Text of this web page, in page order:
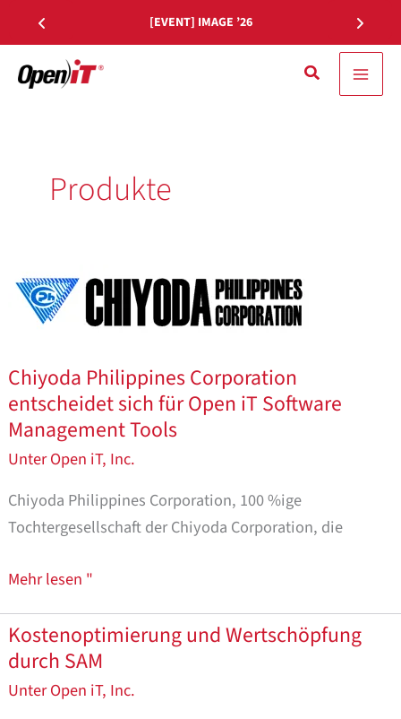
Inhalt
springen
[EVENT] IMAGE ’26
Suche
Produkte
Chiyoda Philippines Corporation
entscheidet sich für Open iT Software
Management Tools
UnterOpen iT, Inc.
Chiyoda Philippines Corporation, 100 %ige
Tochtergesellschaft der Chiyoda Corporation, die
Chiyoda
Philippines
Corporation
sich
für
Open
iT
Software
Management
Mehr lesen "
Kostenoptimierung und Wertschöpfung
durch SAM
UnterOpen iT, Inc.
Kostenoptimierung
und
Wertschöpfung